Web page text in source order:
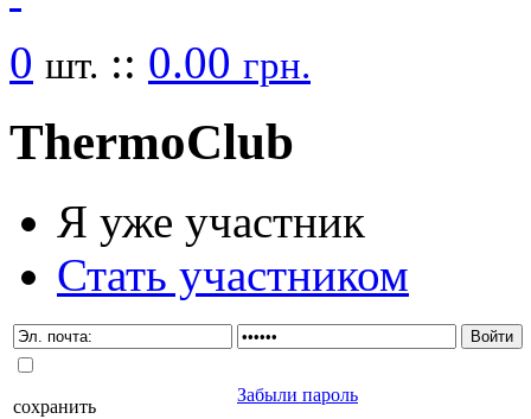
0 шт. :: 0.00 грн.
ThermoClub
Я уже участник
Стать участником
сохранить
Забыли пароль